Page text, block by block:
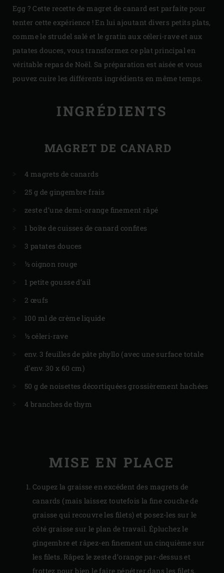
Egg ? Cette recette de magret de canard est parfaite pour
tenter cette expérience ! En lui ajoutant divers petits plats,
comme le strudel salé et le gratin aux céleri-rave et aux
patates douces, vous transformez ce plat principal en
véritable repas de Noël. Sa préparation est aisée et vous
pouvez cuire les différents ingrédients en même temps.
INGRÉDIENTS
MAGRET DE CANARD
4 magrets de canards
25 g de gingembre frais
zeste d’une demi-orange finement râpé
1 boîte de cuisses de canard confites
3 patates douces
½ oignon rouge
1 petite gousse d’ail
2 œufs
100 ml de crème liquide
½ céleri-rave
env. 3 feuilles de pâte phyllo (avec une surface totale
d’env. 30 x 60 cm)
50 g de noisettes décortiquées grossièrement hachées
4 branches de thym
MISE EN PLACE
Coupez la graisse en excédent des magrets de
canards (mais laissez toutefois la fine couche de
graisse qui recouvre les filets) et posez-les sur le
côté graisse sur le plan de travail. Épluchez le
gingembre et râpez-en finement un cinquième sur
les filets. Râpez le zeste d’orange par-dessus et
frottez pour bien le faire pénétrer dans les filets.